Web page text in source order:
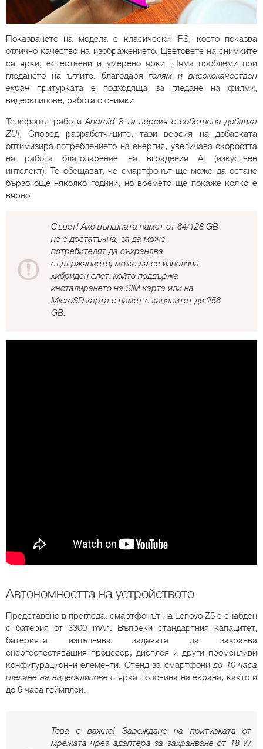
Показването на модела е класически IPS, което показва
отлично качество на изображението. Цветовете на снимките
са ярки, естествени и умерено ярки. Няма проблеми при
гледането на ъглите. благодаряголям и висококачествен
екран притурката е подходяща за гледане на филми,
видеоклипове, работа с снимки
Телефонът работиAndroid 8-та версия с собствена добавка
ZUI, Според разработчиците, тази версия на добавката
оптимизира потреблението на енергия, увеличава скоростта
на работа благодарение на вградения AI (изкуствен
интелект). Те обещават, че смартфонът ще може да остане
бързо още няколко години, но времето ще покаже колко е
вярно.
Съвет! Ако външната памет от 64/128 GB
не е достатъчна, за да може
потребителят да съхранява
съдържанието, може да се използва
хибриден слот, който поддържа
инсталирането на SIM карта или на
MicroSD карта с памет с капацитет до 256
GB.
Автономността на устройството
Представено в прегледа, смартфонът на Lenovo Z5 е снабден
с батерия от 3300 mAh. Въпреки стандартния капацитет,
батерията изпълнява задачата да захранва
енергоспестяващия процесор, дисплея и други променливи
конфигурационни елементи. Стенд за смартфонидо 10 часа
гледане на видеоклиповес ярка половина на екрана, както и
до 6 часа геймплей.
Това е важно! Зареждане на притурката от
мрежата чрез адаптера за захранване от 18 W